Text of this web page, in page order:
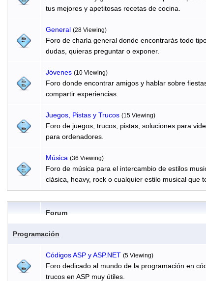
tus mejores y apetitosas recetas de cocina.
General (28 Viewing)
Foro de charla general donde encontrarás todo
dudas, quieras preguntar o exponer.
Jóvenes (10 Viewing)
Foro donde encontrar amigos y hablar sobre
compartir experiencias.
Juegos, Pistas y Trucos (15 Viewing)
Foro de juegos, trucos, pistas, soluciones para
para ordenadores.
Música (36 Viewing)
Foro de música para el intercambio de estilos
clásica, heavy, rock o cualquier estilo musical que
Forum
Programación
Códigos ASP y ASP.NET (5 Viewing)
Foro dedicado al mundo de la programación en
trucos en ASP muy útiles.